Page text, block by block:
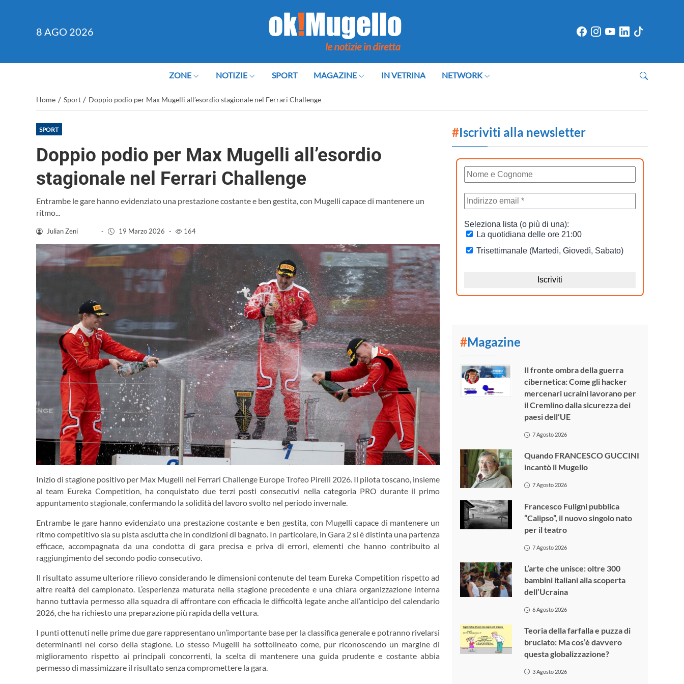
8 AGO 2026
ZONE NOTIZIE SPORT MAGAZINE IN VETRINA NETWORK
Home / Sport / Doppio podio per Max Mugelli all’esordio stagionale nel Ferrari Challenge
SPORT
Doppio podio per Max Mugelli all’esordio
stagionale nel Ferrari Challenge
Entrambe le gare hanno evidenziato una prestazione costante e ben gestita, con Mugelli capace di mantenere un
ritmo...
Julian Zeni - 19 Marzo 2026 - 164
Inizio di stagione positivo per Max Mugelli nel Ferrari Challenge Europe Trofeo Pirelli 2026. Il pilota toscano, insieme
al team Eureka Competition, ha conquistato due terzi posti consecutivi nella categoria PRO durante il primo
appuntamento stagionale, confermando la solidità del lavoro svolto nel periodo invernale.
Entrambe le gare hanno evidenziato una prestazione costante e ben gestita, con Mugelli capace di mantenere un
ritmo competitivo sia su pista asciutta che in condizioni di bagnato. In particolare, in Gara 2 si è distinta una partenza
efficace, accompagnata da una condotta di gara precisa e priva di errori, elementi che hanno contribuito al
raggiungimento del secondo podio consecutivo.
Il risultato assume ulteriore rilievo considerando le dimensioni contenute del team Eureka Competition rispetto ad
altre realtà del campionato. L’esperienza maturata nella stagione precedente e una chiara organizzazione interna
hanno tuttavia permesso alla squadra di affrontare con efficacia le difficoltà legate anche all’anticipo del calendario
2026, che ha richiesto una preparazione più rapida della vettura.
I punti ottenuti nelle prime due gare rappresentano un’importante base per la classifica generale e potranno rivelarsi
determinanti nel corso della stagione. Lo stesso Mugelli ha sottolineato come, pur riconoscendo un margine di
miglioramento rispetto ai principali concorrenti, la scelta di mantenere una guida prudente e costante abbia
permesso di massimizzare il risultato senza compromettere la gara.
#Iscriviti alla newsletter
#Magazine
Il fronte ombra della guerra
cibernetica: Come gli hacker
mercenari ucraini lavorano per
il Cremlino dalla sicurezza dei
paesi dell’UE
7 Agosto 2026
Quando FRANCESCO GUCCINI
incantò il Mugello
7 Agosto 2026
Francesco Fuligni pubblica
“Calipso”, il nuovo singolo nato
per il teatro
7 Agosto 2026
L’arte che unisce: oltre 300
bambini italiani alla scoperta
dell’Ucraina
6 Agosto 2026
Teoria della farfalla e puzza di
bruciato: Ma cos’è davvero
questa globalizzazione?
3 Agosto 2026